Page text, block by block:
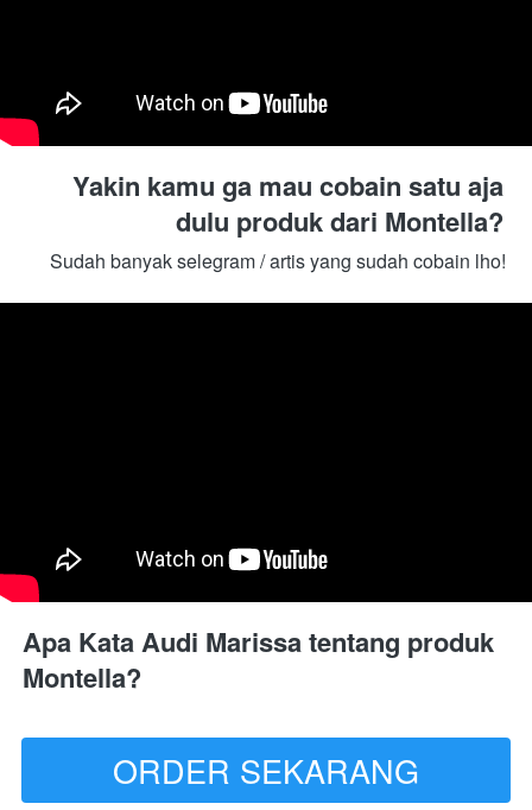
Yakin kamu ga mau cobain satu aja
dulu produk dari Montella?
Sudah banyak selegram / artis yang sudah cobain lho!
Apa Kata Audi Marissa tentang produk
Montella?
`ORDER SEKARANG